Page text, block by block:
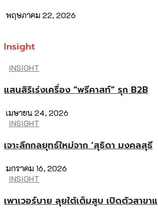
พฤษภาคม 22, 2026
Insight
INSIGHT
แสนสิริเร่งเครื่อง “พรีคาสท์” รุก B2B
เมษายน 24, 2026
INSIGHT
เจาะลึกกลยุทธ์ใหม่จาก ‘สุธิดา มงคลสุธี
มกราคม 16, 2026
INSIGHT
เพาเวอร์บาย ลุยใต้เต็มสูบ เปิดตัวสาขาแ